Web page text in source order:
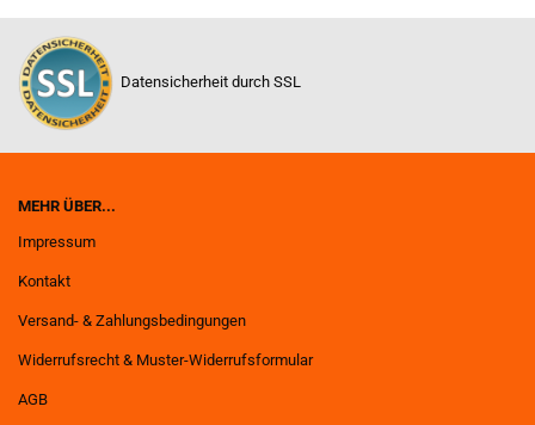
Datensicherheit durch SSL
MEHR ÜBER...
Impressum
Kontakt
Versand- & Zahlungsbedingungen
Widerrufsrecht & Muster-Widerrufsformular
AGB